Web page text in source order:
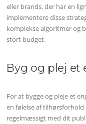
eller brands, der har en
implementere disse
komplekse algoritmer og
stort budget.
Byg og plej et
For at bygge og pleje et
en følelse af
regelmæssigt med dit